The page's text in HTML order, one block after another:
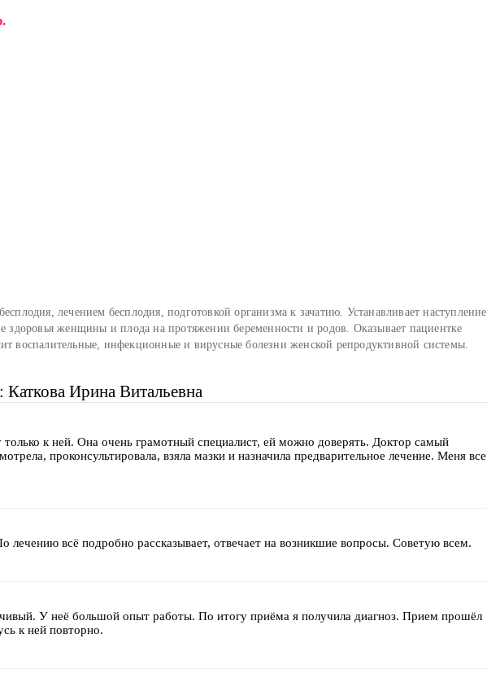
лечением бесплодия, подготовкой организма к зачатию. Устанавливает наступление
здоровья женщины и плода на протяжении беременности и родов. Оказывает пациентке
воспалительные, инфекционные и вирусные болезни женской репродуктивной системы.
Ирина Витальевна
к ней. Она очень грамотный специалист, ей можно доверять. Доктор самый
проконсультировала, взяла мазки и назначила предварительное лечение. Меня все
лечению всё подробно рассказывает, отвечает на возникшие вопросы. Советую всем.
У неё большой опыт работы. По итогу приёма я получила диагноз. Прием прошёл
к ней повторно.